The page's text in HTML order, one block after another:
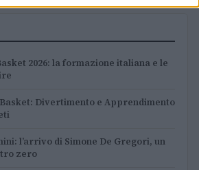
2026: la formazione italiana e le
Divertimento e Apprendimento
l’arrivo di Simone De Gregori, un
zero